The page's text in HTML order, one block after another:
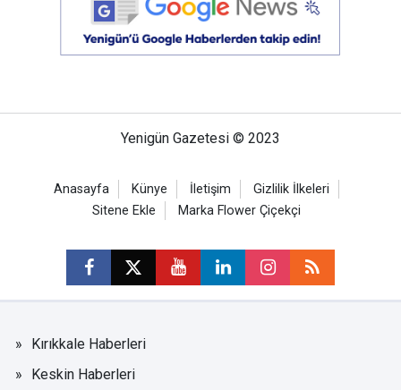
Yenigün Gazetesi © 2023
Anasayfa Künye İletişim
Gizlilik İlkeleri
Sitene Ekle
Marka Flower Çiçekçi
Kırıkkale Haberleri
Keskin Haberleri